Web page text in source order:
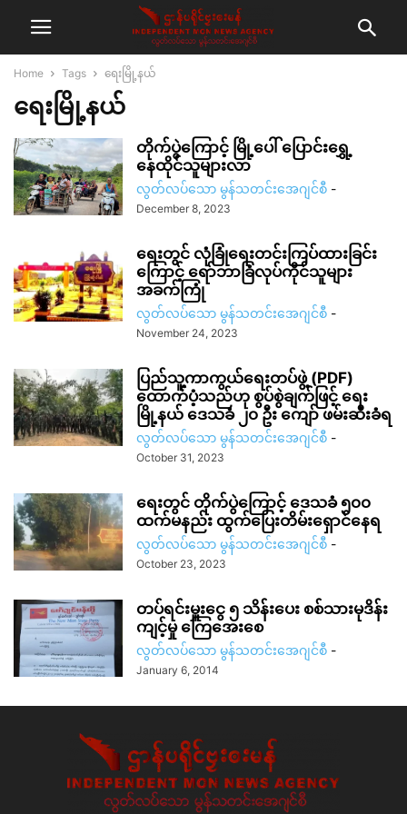
Home Tags ရေးမြို့နယ်
ရေးမြို့နယ်
တိုက်ပွဲကြောင့် မြို့ပေါ် ပြောင်းရွှေ့
နေထိုင်သူများလာ
လွတ်လပ်သော မွန်သတင်းအေဂျင်စီ -
December 8, 2023
ရေးတွင် လုံခြုံရေးတင်းကြပ်ထားခြင်း
ကြောင့် ရော်ဘာခြံလုပ်ကိုင်သူများ
အခက်ကြုံ
လွတ်လပ်သော မွန်သတင်းအေဂျင်စီ -
November 24, 2023
ပြည်သူ့ကာကွယ်ရေးတပ်ဖွဲ့ (PDF)
ထောက်ပံ့သည်ဟု စွပ်စွဲချက်ဖြင့် ရေး
မြို့နယ် ဒေသခံ ၂၀ ဦး ကျော် ဖမ်းဆီးခံရ
လွတ်လပ်သော မွန်သတင်းအေဂျင်စီ -
October 31, 2023
ရေးတွင် တိုက်ပွဲကြောင့် ဒေသခံ ၅၀၀
ထက်မနည်း ထွက်ပြေးတိမ်းရှောင်နေရ
လွတ်လပ်သော မွန်သတင်းအေဂျင်စီ -
October 23, 2023
တပ်ရင်းမှူးငွေ ၅ သိန်းပေး စစ်သားမုဒိန်း
ကျင့်မှု ကြေအေးစေ
လွတ်လပ်သော မွန်သတင်းအေဂျင်စီ -
January 6, 2014